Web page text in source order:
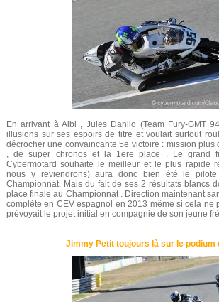
En arrivant à Albi , Jules Danilo (Team Fury-GMT
illusions sur ses espoirs de titre et voulait surtout
décrocher une convaincante 5e victoire : mission plus
, de super chronos et la 1ere place . Le grand
Cybermotard souhaite le meilleur et le plus rapide
nous y reviendrons) aura donc bien été le
Championnat. Mais du fait de ses 2 résultats blancs
place finale au Championnat . Direction maintenant
complète en CEV espagnol en 2013 même si cela ne
prévoyait le projet initial en compagnie de son jeune
Jimmy Petit toujours là sur le podium